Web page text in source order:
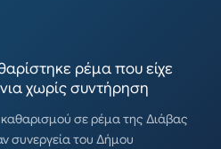
ρέμα που είχε
χωρίς συντήρηση
σε ρέμα της Διάβας
συνεργεία του Δήμου